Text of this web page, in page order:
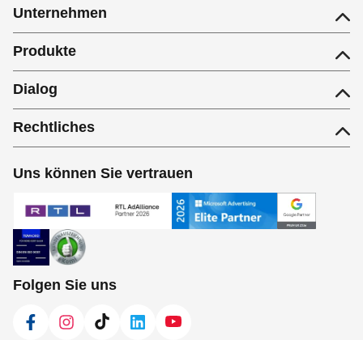
Unternehmen
Produkte
Dialog
Rechtliches
Uns können Sie vertrauen
Folgen Sie uns